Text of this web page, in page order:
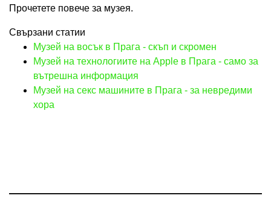
Прочетете повече за музея.
Свързани статии
Музей на восък в Прага - скъп и скромен
Музей на технологиите на Apple в Прага - само за
вътрешна информация
Музей на секс машините в Прага - за невредими
хора